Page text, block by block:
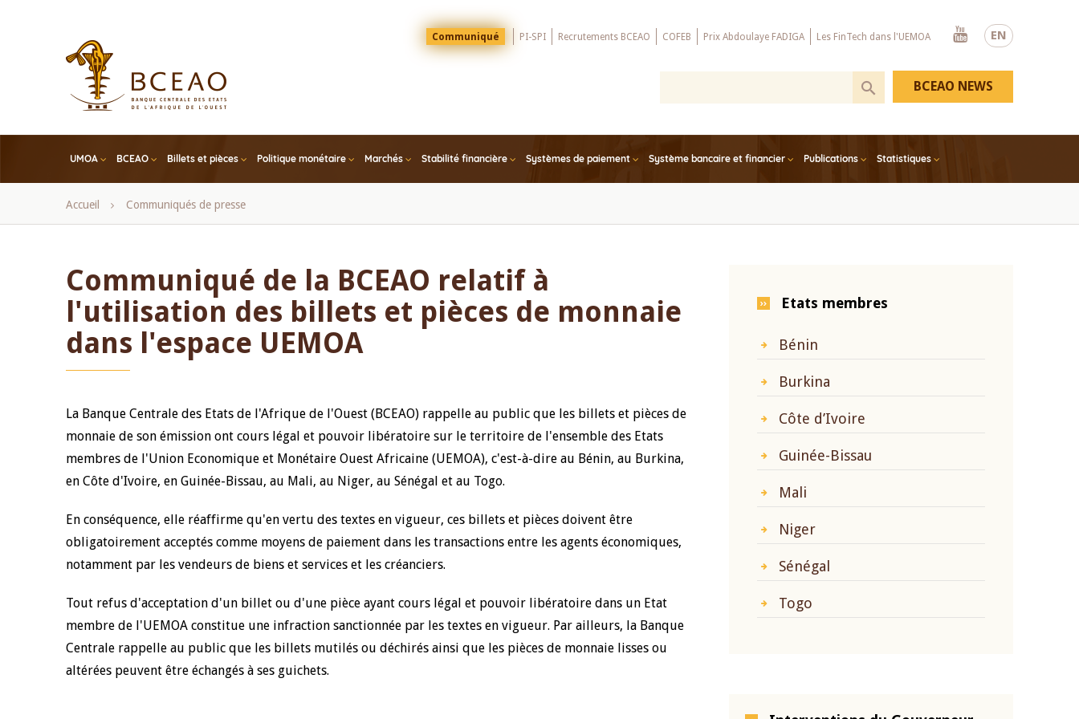
EN
Menu
Top
Communiqué PI-SPI Recrutements BCEAO COFEB Prix Abdoulaye FADIGA Les FinTech dans l'UEMOA
Youtube
UMOA BCEAO Billets et pièces Politique monétaire Marchés Stabilité financière Systèmes de paiement Système bancaire et financier Publications Statistiques
BCEAO NEWS
Fil
Accueil Communiqués de presse
Communiqué de la BCEAO relatif à
l'utilisation des billets et pièces de monnaie
dans l'espace UEMOA
La Banque Centrale des Etats de l'Afrique de l'Ouest (BCEAO) rappelle au public que les billets et pièces de
monnaie de son émission ont cours légal et pouvoir libératoire sur le territoire de l'ensemble des Etats
membres de l'Union Economique et Monétaire Ouest Africaine (UEMOA), c'est-à-dire au Bénin, au Burkina,
en Côte d'Ivoire, en Guinée-Bissau, au Mali, au Niger, au Sénégal et au Togo.
En conséquence, elle réaffirme qu'en vertu des textes en vigueur, ces billets et pièces doivent être
obligatoirement acceptés comme moyens de paiement dans les transactions entre les agents économiques,
notamment par les vendeurs de biens et services et les créanciers.
Tout refus d'acceptation d'un billet ou d'une pièce ayant cours légal et pouvoir libératoire dans un Etat
membre de l'UEMOA constitue une infraction sanctionnée par les textes en vigueur. Par ailleurs, la Banque
Centrale rappelle au public que les billets mutilés ou déchirés ainsi que les pièces de monnaie lisses ou
altérées peuvent être échangés à ses guichets.
Etats membres
Bénin
Burkina
Côte d’Ivoire
Guinée-Bissau
Mali
Niger
Sénégal
Togo